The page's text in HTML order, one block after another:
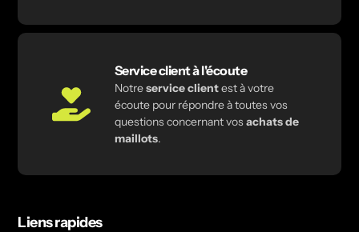
Service client à l'écoute
Notreservice clientest à votre
écoute pour répondre à toutes vos
questions concernant vosachats de
maillots.
Liens rapides